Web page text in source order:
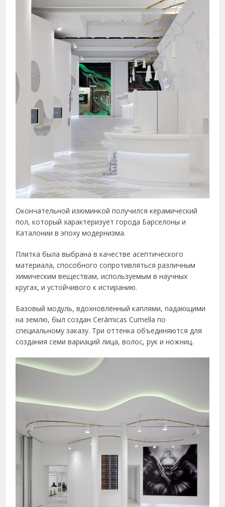
Окончательной изюминкой получился керамический
пол, который характеризует города Барселоны и
Каталонии в эпоху модернизма.
Плитка была выбрана в качестве асептического
материала, способного сопротивляться различным
химическим веществам, используемым в научных
кругах, и устойчивого к истиранию.
Базовый модуль, вдохновлённый каплями, падающими
на землю, был создан Cerámicas Cumella по
специальному заказу. Три оттенка объединяются для
создания семи вариаций лица, волос, рук и ножниц.